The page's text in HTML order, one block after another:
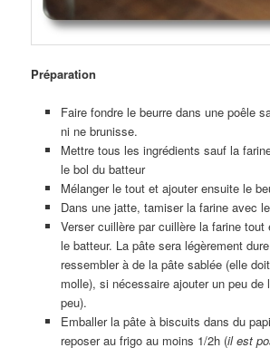
Préparation
Faire fondre le beurre dans une poêle
ni ne brunisse.
Mettre tous les ingrédients sauf la
le bol du batteur
Mélanger le tout et ajouter ensuite le
Dans une jatte, tamiser la farine avec
Verser cuillère par cuillère la farine tout
le batteur. La pâte sera légèrement
ressembler à de la pâte sablée (elle
molle), si nécessaire ajouter un peu de
peu).
Emballer la pâte à biscuits dans du
reposer au frigo au moins 1/2h (il est